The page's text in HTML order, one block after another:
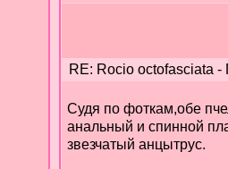
RE: Rocio octofasciata -
Судя по фоткам,обе
анальный и спинной
звезчатый анцытрус.